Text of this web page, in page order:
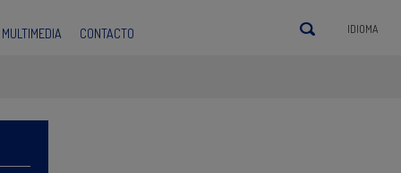
MULTIMEDIA CONTACTO IDIOMA